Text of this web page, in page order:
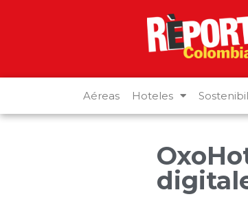
Aéreas Hoteles